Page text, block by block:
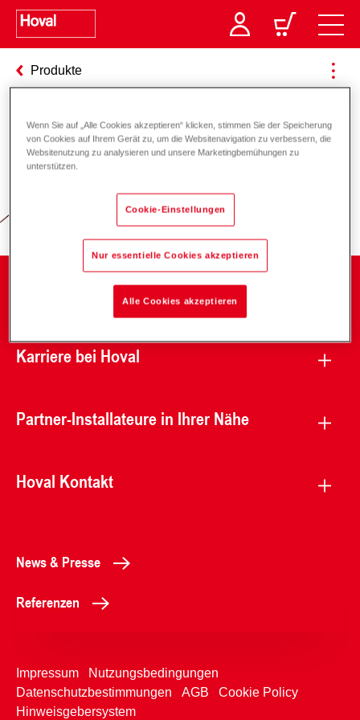
Produkte
Verantwortung für Energie und
Karriere bei Hoval
Partner-Installateure in Ihrer Nähe
Hoval Kontakt
News & Presse
Referenzen
Impressum
Nutzungsbedingungen
Datenschutzbestimmungen
AGB
Cookie Policy
Hinweisgebersystem
Wenn Sie auf „Alle Cookies akzeptieren“ klicken, stimmen Sie der Speicherung
von Cookies auf Ihrem Gerät zu, um die Websitenavigation zu verbessern, die
Websitenutzung zu analysieren und unsere Marketingbemühungen zu
unterstützen.
Cookie-Einstellungen
Nur essentielle Cookies akzeptieren
Alle Cookies akzeptieren